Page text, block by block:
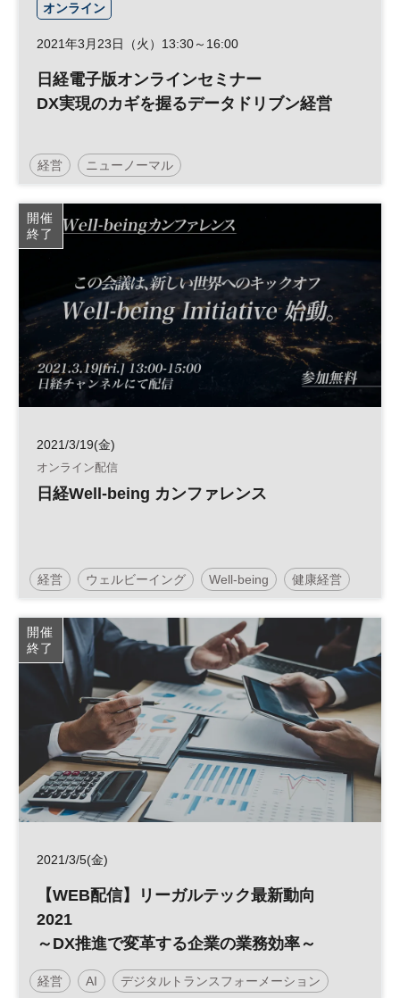
オンライン
2021年3月23日（火）13:30～16:00
日経電子版オンラインセミナー
DX実現のカギを握るデータドリブン経営
経営 ニューノーマル
デジタルトランスフォーメーション ビジネス
データドリブン
開催
終了
2021/3/19(金)
オンライン配信
日経Well-being カンファレンス
経営 ウェルビーイング Well-being 健康経営
開催
終了
2021/3/5(金)
【WEB配信】リーガルテック最新動向
2021
～DX推進で変革する企業の業務効率～
経営 AI デジタルトランスフォーメーション